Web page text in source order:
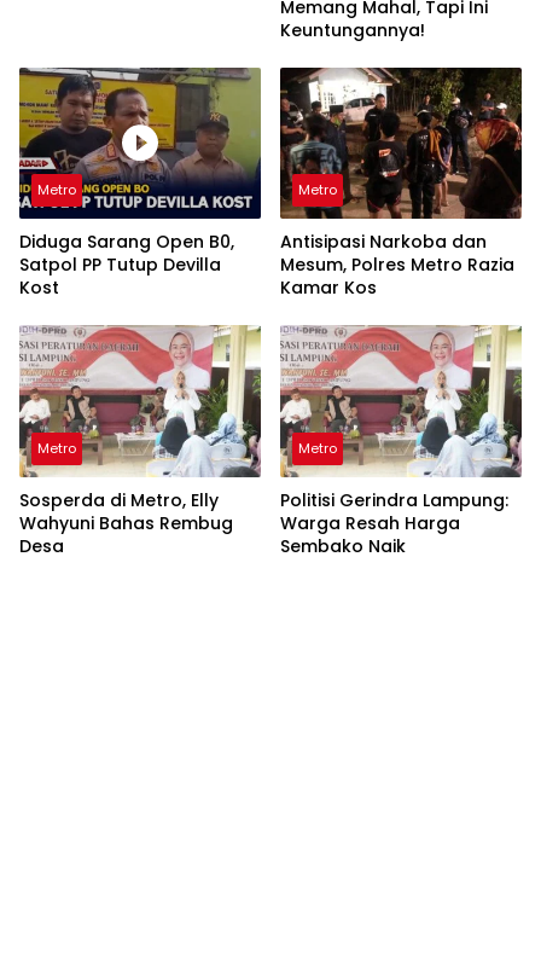
Memang Mahal, Tapi Ini
Keuntungannya!
Metro
Diduga Sarang Open B0,
Satpol PP Tutup Devilla
Kost
Metro
Antisipasi Narkoba dan
Mesum, Polres Metro Razia
Kamar Kos
Metro
Sosperda di Metro, Elly
Wahyuni Bahas Rembug
Desa
Metro
Politisi Gerindra Lampung:
Warga Resah Harga
Sembako Naik